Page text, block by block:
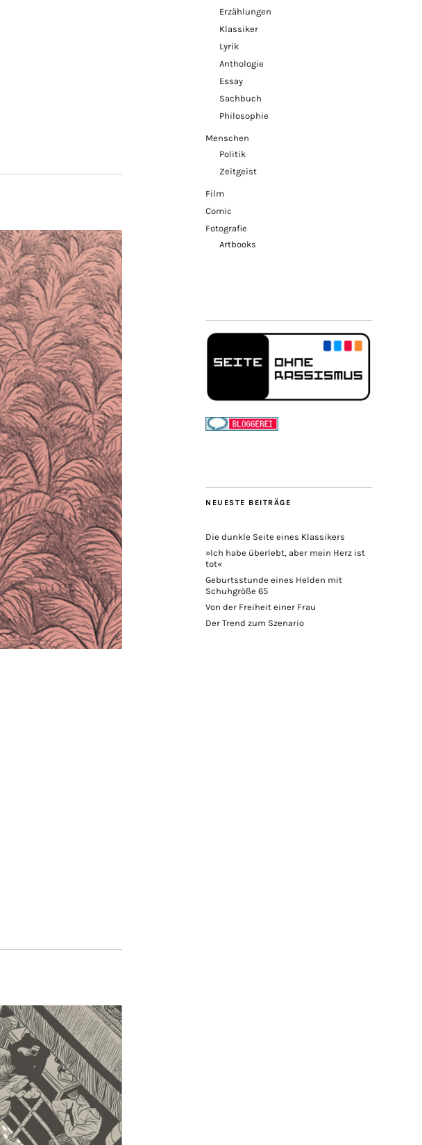
Erzählungen
Klassiker
Lyrik
Anthologie
Essay
Sachbuch
Philosophie
Menschen
Politik
Zeitgeist
Film
Comic
Fotografie
Artbooks
NEUESTE BEITRÄGE
Die dunkle Seite eines Klassikers
»Ich habe überlebt, aber mein Herz ist
tot«
Geburtsstunde eines Helden mit
Schuhgröße 65
Von der Freiheit einer Frau
Der Trend zum Szenario